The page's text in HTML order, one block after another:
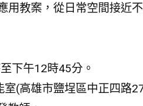
用教案，從日常空間接近
下午12時45分。
(高雄市鹽埕區中正四路